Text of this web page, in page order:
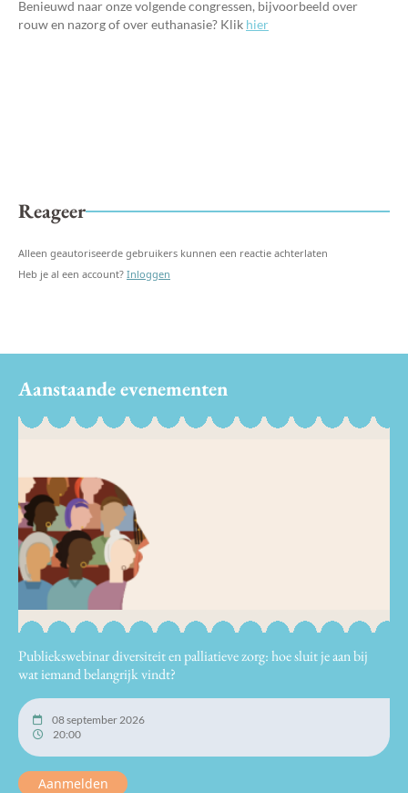
Benieuwd naar onze volgende congressen, bijvoorbeeld over
rouw en nazorg of over euthanasie? Klik hier
Reageer
Alleen geautoriseerde gebruikers kunnen een reactie achterlaten
Heb je al een account? Inloggen
Aanstaande evenementen
Publiekswebinar diversiteit en palliatieve zorg: hoe sluit je aan bij
wat iemand belangrijk vindt?
08 september 2026
20:00
Aanmelden